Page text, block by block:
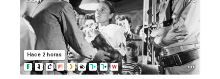
Hace 2 horas